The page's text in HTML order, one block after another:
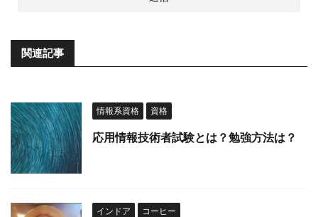
関連記事
情報系資格 資格
応用情報技術者試験とは？勉強方法は？
インドア コーヒー